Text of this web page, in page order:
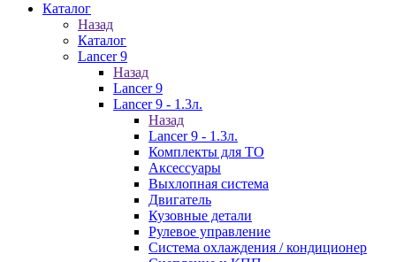
Каталог
Назад
Каталог
Lancer 9
Назад
Lancer 9
Lancer 9 - 1.3л.
Назад
Lancer 9 - 1.3л.
Комплекты для ТО
Аксессуары
Выхлопная система
Двигатель
Кузовные детали
Рулевое управление
Система охлаждения / кондиционер